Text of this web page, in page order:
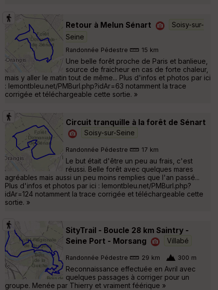
Retour à Melun Sénart
Soisy-sur-
Seine
Randonnée Pédestre 15 km
Une belle forêt proche de Paris et banlieue,
source de fraicheur en cas de forte chaleur,
mais y aller le matin tout de même... Plus d'infos et photos par ici
: lemontbleu.net/PMBurl.php?idAr=63 notamment la trace
corrigée et téléchargeable cette sortie. »
Circuit tranquille à la forêt de Sénart
Soisy-sur-Seine
Randonnée Pédestre 17 km
Le but était d'être un peu au frais, c'est
réussi. Belle forêt avec quelques mares
agréables mais aussi un peu moins remplies que l'an passé...
Plus d'infos et photos par ici : lemontbleu.net/PMBurl.php?
idAr=124 notamment la trace corrigée et téléchargeable cette
sortie. »
SityTrail - Boucle 28 km Saintry -
Seine Port - Morsang
Villabé
Randonnée Pédestre 29 km 300 m
Reconnaissance effectuée en Avril avec
quelques passages à corriger pour un
groupe. Menée par Thierry et vraiment féérique »